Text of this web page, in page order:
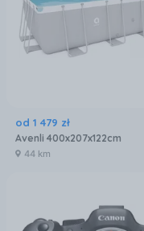
od 1 479 zł
Avenli 400x207x122cm
44 km